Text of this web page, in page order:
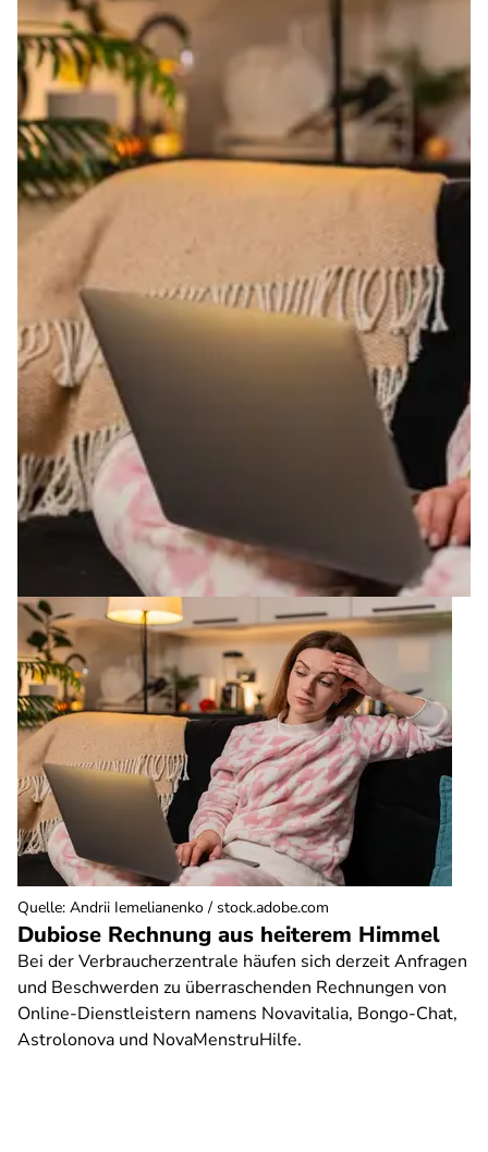
Dubiose Rechnung aus heiterem Himmel
Bei der Verbraucherzentrale häufen sich derzeit Anfragen
und Beschwerden zu überraschenden Rechnungen von
Online-Dienstleistern namens Novavitalia, Bongo-Chat,
Astrolonova und NovaMenstruHilfe.
Quelle: Andrii Iemelianenko / stock.adobe.com